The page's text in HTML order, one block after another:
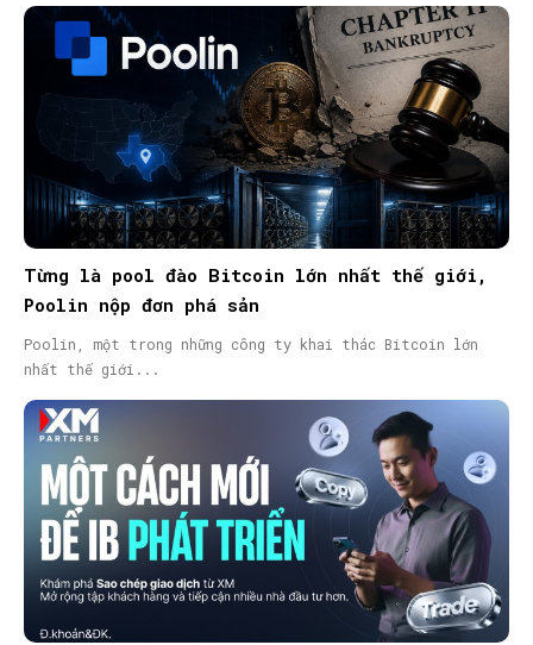
Từng là pool đào Bitcoin lớn nhất thế giới,
Poolin nộp đơn phá sản
Poolin, một trong những công ty khai thác Bitcoin lớn
nhất thế giới...